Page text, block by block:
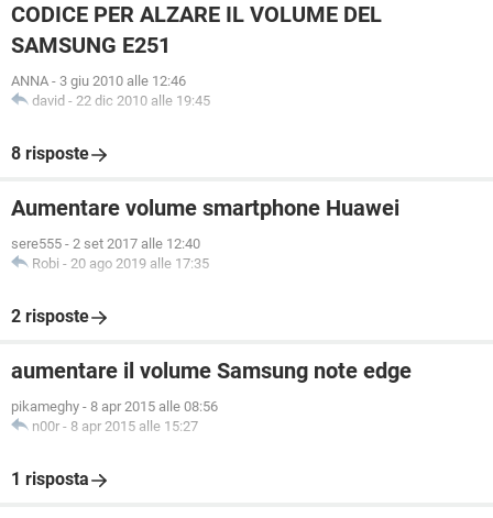
CODICE PER ALZARE IL VOLUME DEL
SAMSUNG E251
ANNA - 3 giu 2010 alle 12:46
david - 22 dic 2010 alle 19:45
8 risposte
Aumentare volume smartphone Huawei
sere555 - 2 set 2017 alle 12:40
Robi - 20 ago 2019 alle 17:35
2 risposte
aumentare il volume Samsung note edge
pikameghy - 8 apr 2015 alle 08:56
n00r - 8 apr 2015 alle 15:27
1 risposta